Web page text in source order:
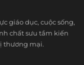
giáo dục, cuộc sống,
chất sưu tầm kiến
thương mại.